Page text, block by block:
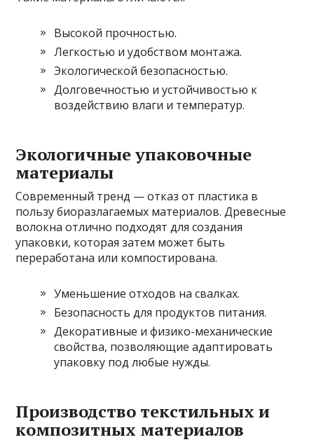
Высокой прочностью.
Легкостью и удобством монтажа.
Экологической безопасностью.
Долговечностью и устойчивостью к
воздействию влаги и температур.
Экологичные упаковочные
материалы
Современный тренд — отказ от пластика в
пользу биоразлагаемых материалов. Древесные
волокна отлично подходят для создания
упаковки, которая затем может быть
переработана или компостирована.
Уменьшение отходов на свалках.
Безопасность для продуктов питания.
Декоративные и физико-механические
свойства, позволяющие адаптировать
упаковку под любые нужды.
Производство текстильных и
композитных материалов